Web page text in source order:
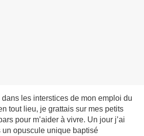
dans les interstices de mon emploi du
tout lieu, je grattais sur mes petits
pour m’aider à vivre. Un jour j’ai
un opuscule unique baptisé